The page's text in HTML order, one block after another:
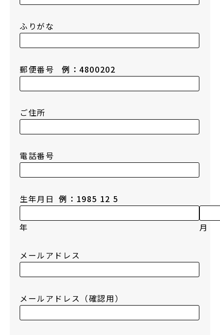
ふりがな
郵便番号 例：4800202
ご住所
電話番号
生年月日 例：1985 12 5
年 月
メールアドレス
メールアドレス（確認用）